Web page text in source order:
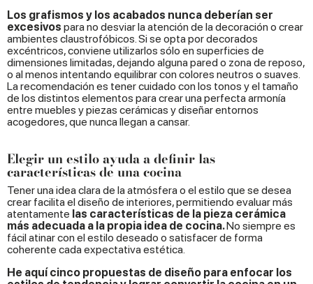
Los grafismos y los acabados nunca deberían ser
excesivos para no desviar la atención de la decoración o crear
ambientes claustrofóbicos. Si se opta por decorados
excéntricos, conviene utilizarlos sólo en superficies de
dimensiones limitadas, dejando alguna pared o zona de reposo,
o al menos intentando equilibrar con colores neutros o suaves.
La recomendación es tener cuidado con los tonos y el tamaño
de los distintos elementos para crear una perfecta armonía
entre muebles y piezas cerámicas y diseñar entornos
acogedores, que nunca llegan a cansar.
Elegir un estilo ayuda a definir las
características de una cocina
Tener una idea clara de la atmósfera o el estilo que se desea
crear facilita el diseño de interiores, permitiendo evaluar más
atentamente las características de la pieza cerámica
más adecuada a la propia idea de cocina.No siempre es
fácil atinar con el estilo deseado o satisfacer de forma
coherente cada expectativa estética.
He aquí cinco propuestas de diseño para enfocar los